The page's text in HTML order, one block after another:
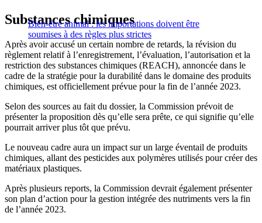
Bien-être animal : les importations doivent être
soumises à des règles plus strictes
Substances chimiques
Après avoir accusé un certain nombre de retards, la révision du
règlement relatif à l’enregistrement, l’évaluation, l’autorisation et la
restriction des substances chimiques (REACH), annoncée dans le
cadre de la stratégie pour la durabilité dans le domaine des produits
chimiques, est officiellement prévue pour la fin de l’année 2023.
Selon des sources au fait du dossier, la Commission prévoit de
présenter la proposition dès qu’elle sera prête, ce qui signifie qu’elle
pourrait arriver plus tôt que prévu.
Le nouveau cadre aura un impact sur un large éventail de produits
chimiques, allant des pesticides aux polymères utilisés pour créer des
matériaux plastiques.
Après plusieurs reports, la Commission devrait également présenter
son plan d’action pour la gestion intégrée des nutriments vers la fin
de l’année 2023.